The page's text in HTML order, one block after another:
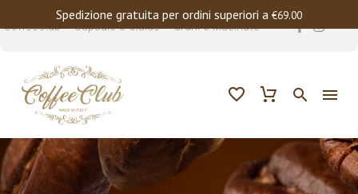
CoffeeClub – Capsule e Cialde – Grani e Macinato
Spedizione gratuita per ordini superiori a €69.00